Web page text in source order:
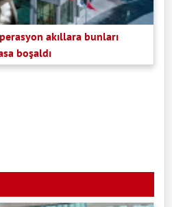
akıllara bunları
boşaldı